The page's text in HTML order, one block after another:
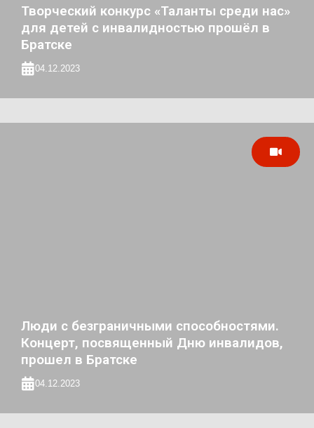
Творческий конкурс «Таланты среди нас»
для детей с инвалидностью прошёл в
Братске
04.12.2023
Люди с безграничными способностями.
Концерт, посвященный Дню инвалидов,
прошел в Братске
04.12.2023